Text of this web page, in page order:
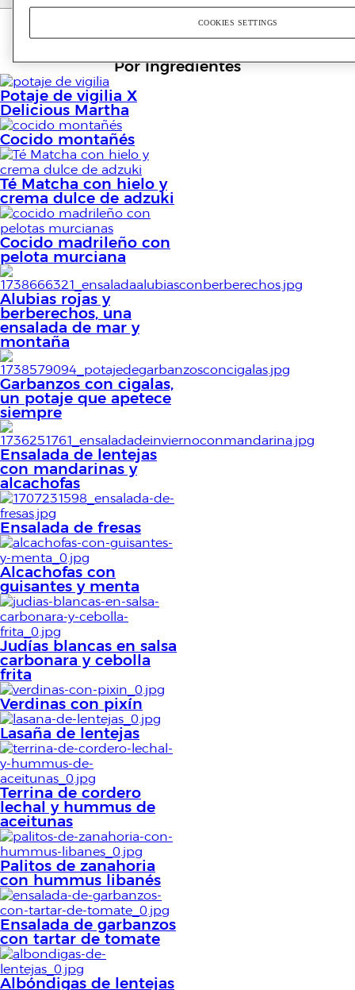
Por Ingredientes
Potaje de vigilia X
Delicious Martha
Cocido montañés
Té Matcha con hielo y
crema dulce de adzuki
Cocido madrileño con
pelota murciana
Alubias rojas y
berberechos, una
ensalada de mar y
montaña
Garbanzos con cigalas,
un potaje que apetece
siempre
Ensalada de lentejas
con mandarinas y
alcachofas
Ensalada de fresas
Alcachofas con
guisantes y menta
Judías blancas en salsa
carbonara y cebolla
frita
Verdinas con pixín
Lasaña de lentejas
Terrina de cordero
lechal y hummus de
aceitunas
Palitos de zanahoria
con hummus libanés
Ensalada de garbanzos
con tartar de tomate
Albóndigas de lentejas
COOKIES SETTINGS